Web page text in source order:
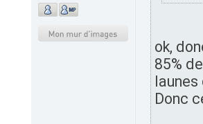
ok,
85%
launes
Donc